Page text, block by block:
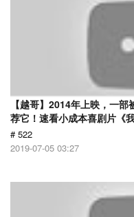
【越哥】2014年上映，一
荐它！速看小成本喜剧片《
# 522
2019-07-05 03:27